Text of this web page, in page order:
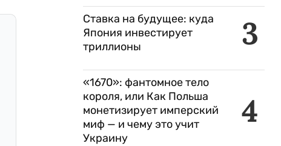
3
Ставка на будущее: куда
Япония инвестирует
триллионы
4
«1670»: фантомное тело
короля, или Как Польша
монетизирует имперский
миф — и чему это учит
Украину